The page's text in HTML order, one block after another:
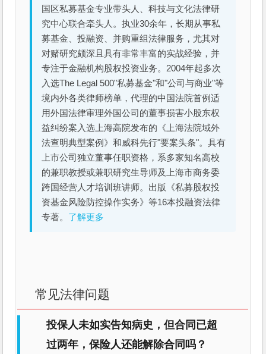
国区私募基金专业带头人、科技与文化法律研
究中心联合牵头人。执业30余年，长期从事私
募基金、投融资、并购重组法律服务，尤其对
对赌研究颇深且具有非常丰富的实战经验，并
专注于金融机构股权投资业务。2004年起多次
入选The Legal 500"私募基金"和"公司与商业"等
境内外各类律师榜单，代理的中国法院首例适
用外国法律审理外国公司的董事损害小股东权
益纠纷案入选上海高院发布的《上海法院域外
法查明典型案例》和威科先行"要案头条"。具有
上市公司独立董事任职资格，系多家知名高校
的兼职教授或兼职研究生导师及上海市商务委
跨国经营人才培训班讲师。出版《私募股权投
资基金风险防控操作实务》等16本投融资法律
专著。 了解更多
常见法律问题
投保人未如实告知病史，但合同已超
过两年，保险人还能解除合同吗？